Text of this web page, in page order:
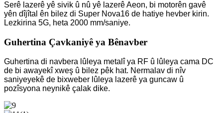
Serê lazerê yê sivik û nû yê lazerê Aeon, bi motorên gavê
yên dîjîtal ên bilez di Super Nova16 de hatiye hevber kirin.
Lezkirina 5G, heta 2000 mm/saniye.
Guhertina Çavkaniyê ya Bênavber
Guhertina di navbera lûleya metalî ya RF û lûleya cama DC
de bi awayekî xweş û bilez pêk hat. Nermalav di nîv
saniyeyekê de bixweber lûleya lazerê ya guncaw û
pozîsyona neynikê çalak dike.